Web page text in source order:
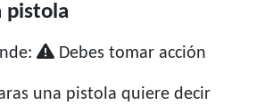
pistola
Debes tomar acción
una pistola quiere decir